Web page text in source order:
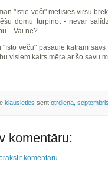
"īstie veči" metīsies virsū
domu turpinot - nevar
Vai ne?
"īsto veču" pasaulē katram
visiem katrs mēra ar šo savu
klausieties sent otrdiena,
komentāru:
komentāru